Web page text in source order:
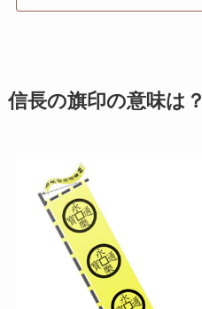
信長の旗印の意味は？